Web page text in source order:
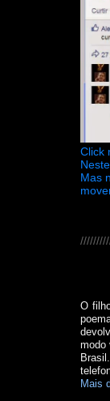
Click
Mas
O
modo
Mais